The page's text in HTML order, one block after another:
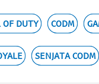
OF DUTY CODM
SENJATA CODM